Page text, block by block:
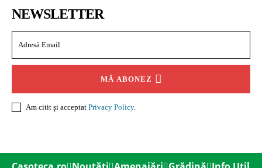
NEWSLETTER
MĂ ABONEZ
Am citit și acceptat Privacy Policy.